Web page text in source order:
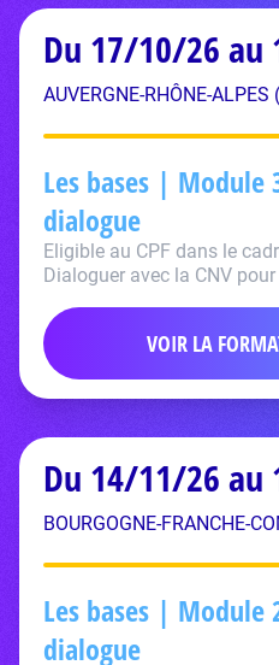
Du 17/10/26 au
AUVERGNE-RHÔNE-ALPES
Les bases | Module
dialogue
Eligible au CPF dans le
Dialoguer avec la CNV
VOIR LA
Du 14/11/26 au
BOURGOGNE-FRANCHE-
Les bases | Module
dialogue